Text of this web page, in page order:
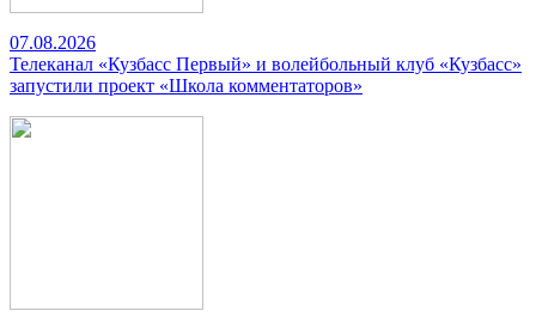
07.08.2026
Телеканал «Кузбасс Первый» и волейбольный клуб «Кузбасс»
запустили проект «Школа комментаторов»